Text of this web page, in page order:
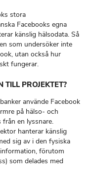
stora
Facebooks egna
känslig hälsodata. Så
som undersöker inte
utan också hur
fungerar.
TILL PROJEKTET?
använde Facebook
på hälso- och
en lyssnare.
hanterar känslig
sig av i den fysiska
förutom
som delades med